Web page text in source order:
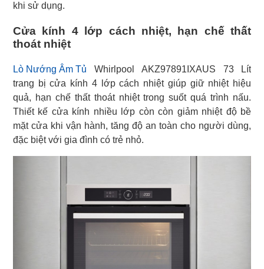
khi sử dụng.
Cửa kính 4 lớp cách nhiệt, hạn chế thất
thoát nhiệt
Lò Nướng Âm Tủ Whirlpool AKZ97891IXAUS 73 Lít
trang bị cửa kính 4 lớp cách nhiệt giúp giữ nhiệt hiệu
quả, hạn chế thất thoát nhiệt trong suốt quá trình nấu.
Thiết kế cửa kính nhiều lớp còn còn giảm nhiệt độ bề
mặt cửa khi vận hành, tăng độ an toàn cho người dùng,
đặc biệt với gia đình có trẻ nhỏ.